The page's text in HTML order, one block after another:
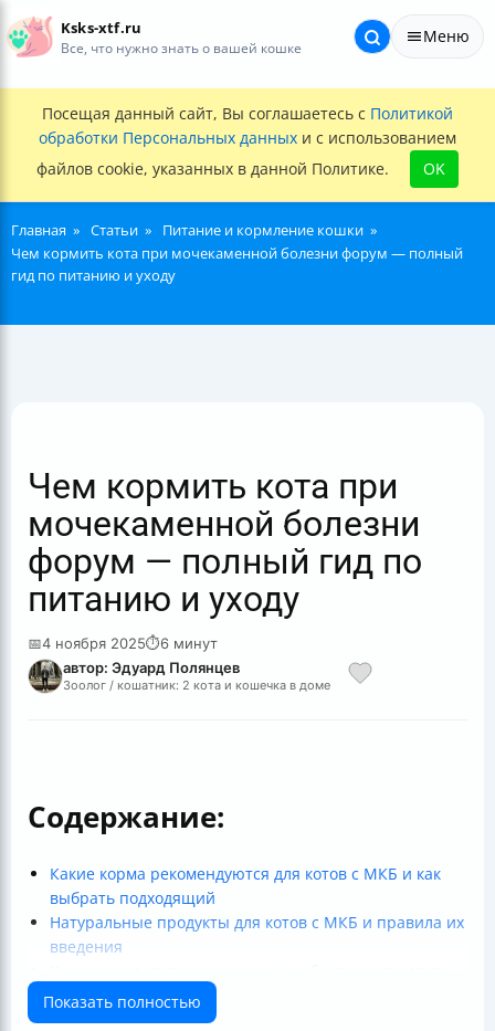
Ksks-xtf.ru
Все, что нужно знать о вашей кошке
Меню
Посещая данный сайт, Вы соглашаетесь с Политикой
обработки Персональных данных и с использованием
файлов cookie, указанных в данной Политике.
OK
Главная Статьи
Питание и кормление кошки
Чем кормить кота при мочекаменной болезни форум — полный
гид по питанию и уходу
Чем кормить кота при
мочекаменной болезни
форум — полный гид по
питанию и уходу
📅4 ноября 2025⏱6 минут
автор: Эдуард Полянцев
Зоолог / кошатник: 2 кота и кошечка в доме
Содержание:
Какие корма рекомендуются для котов с МКБ и как
выбрать подходящий
Натуральные продукты для котов с МКБ и правила их
введения
обострение МКБ
Роль воды в профилактике и лечении МКБ
Показать полностью